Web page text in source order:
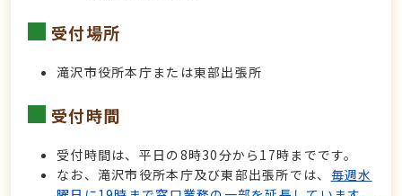
受付場所
滝沢市役所本庁または東部出張所
受付時間
受付時間は、平日の8時30分から17時までです。
なお、滝沢市役所本庁及び東部出張所では、 毎週水